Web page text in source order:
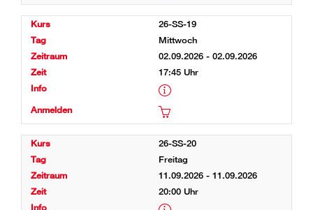
26-SS-19
Mittwoch
02.09.2026 - 02.09.2026
17:45 Uhr
26-SS-20
Freitag
11.09.2026 - 11.09.2026
20:00 Uhr